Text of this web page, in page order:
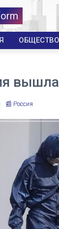
ОБЩЕСТВО
📰 Россия